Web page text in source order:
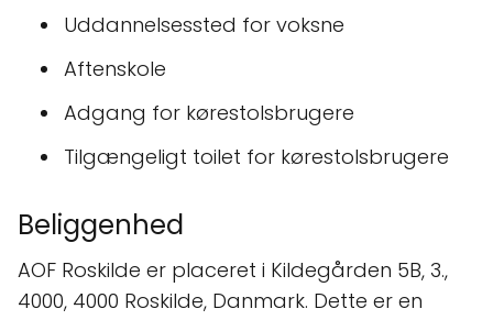
Uddannelsessted for voksne
Aftenskole
Adgang for kørestolsbrugere
Tilgængeligt toilet for kørestolsbrugere
Beliggenhed
AOF Roskilde er placeret i Kildegården 5B, 3.,
4000, 4000 Roskilde, Danmark. Dette er en